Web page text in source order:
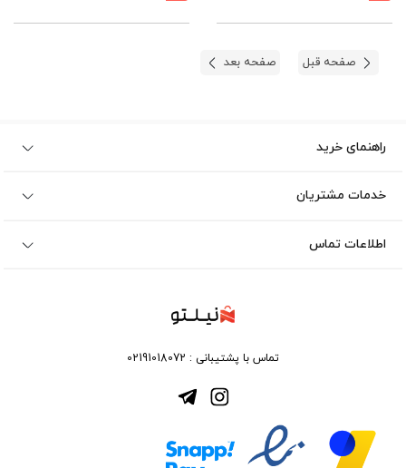
صفحه قبل صفحه بعد
راهنمای خرید
خدمات مشتریان
اطلاعات تماس
تماس با پشتیبانی : 02191018072